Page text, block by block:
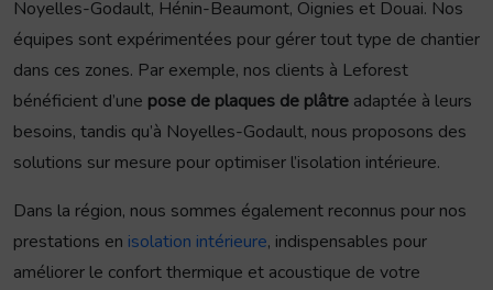
Noyelles-Godault, Hénin-Beaumont, Oignies et Douai. Nos
équipes sont expérimentées pour gérer tout type de chantier
dans ces zones. Par exemple, nos clients à Leforest
bénéficient d’une pose de plaques de plâtre adaptée à leurs
besoins, tandis qu’à Noyelles-Godault, nous proposons des
solutions sur mesure pour optimiser l’isolation intérieure.
Dans la région, nous sommes également reconnus pour nos
prestations en isolation intérieure, indispensables pour
améliorer le confort thermique et acoustique de votre